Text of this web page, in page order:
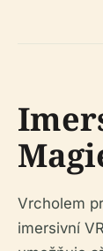
Vrcholem
imersivní